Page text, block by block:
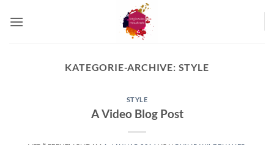
Inhalt
KATEGORIE-ARCHIVE: STYLE
STYLE
A Video Blog Post